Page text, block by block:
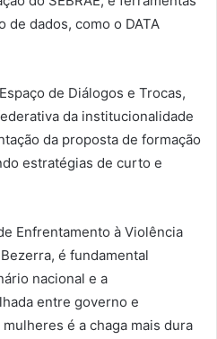
de dados, como o DATA
de Diálogos e Trocas,
da institucionalidade
da proposta de formação
estratégias de curto e
Enfrentamento à Violência
é fundamental
nacional e a
entre governo e
é a chaga mais dura